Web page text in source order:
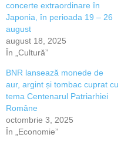
concerte extraordinare în
Japonia, în perioada 19 – 26
august
august 18, 2025
În „Cultură”
BNR lansează monede de
aur, argint și tombac cuprat cu
tema Centenarul Patriarhiei
Române
octombrie 3, 2025
În „Economie”